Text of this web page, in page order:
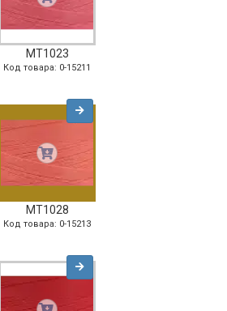
MT1023
Код товара: 0-15211
MT1028
Код товара: 0-15213